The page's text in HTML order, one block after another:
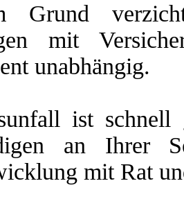
Grund
mit
unabhängig.
ist schnell
an Ihrer
mit Rat